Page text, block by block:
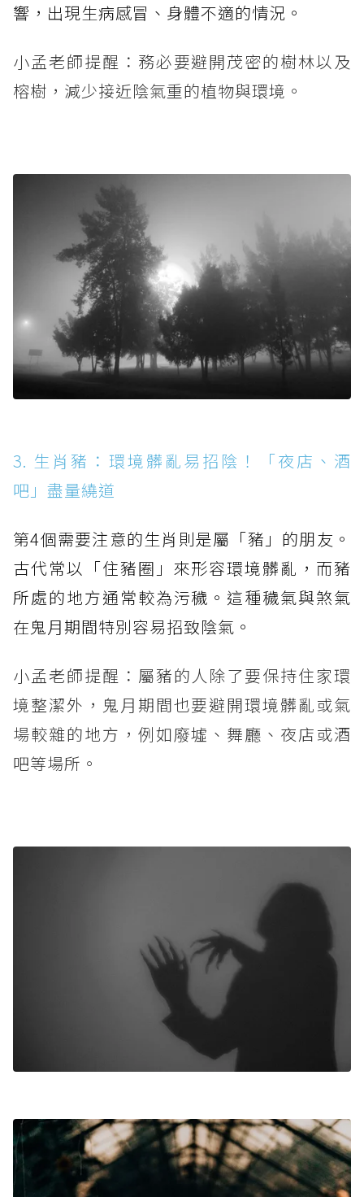
響，出現生病感冒、身體不適的情況。
小孟老師提醒：務必要避開茂密的樹林以及
榕樹，減少接近陰氣重的植物與環境。
3. 生肖豬：環境髒亂易招陰！「夜店、酒
吧」盡量繞道
第4個需要注意的生肖則是屬「豬」的朋友。
古代常以「住豬圈」來形容環境髒亂，而豬
所處的地方通常較為污穢。這種穢氣與煞氣
在鬼月期間特別容易招致陰氣。
小孟老師提醒：屬豬的人除了要保持住家環
境整潔外，鬼月期間也要避開環境髒亂或氣
場較雜的地方，例如廢墟、舞廳、夜店或酒
吧等場所。